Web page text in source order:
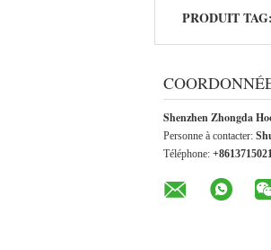
PRODUIT TAG:
Shenzhen Zhongda
Personne à contacter:
Téléphone: